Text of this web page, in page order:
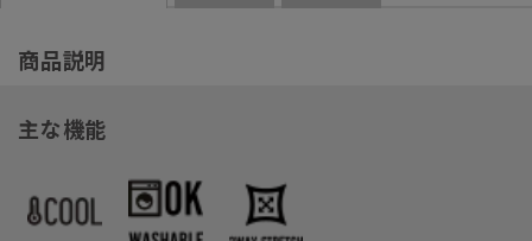
商品説明
主な機能